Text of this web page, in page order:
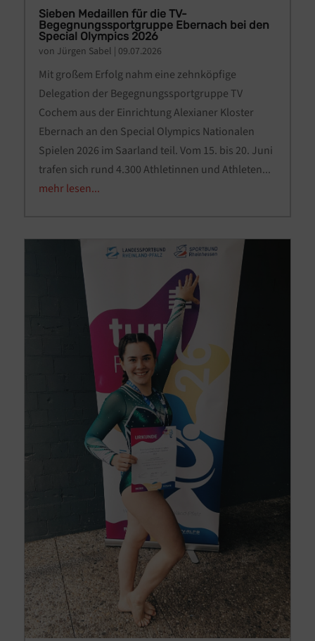
Sieben Medaillen für die TV-
Begegnungssportgruppe Ebernach bei den
Special Olympics 2026
von Jürgen Sabel | 09.07.2026
Mit großem Erfolg nahm eine zehnköpfige
Delegation der Begegnungssportgruppe TV
Cochem aus der Einrichtung Alexianer Kloster
Ebernach an den Special Olympics Nationalen
Spielen 2026 im Saarland teil. Vom 15. bis 20. Juni
trafen sich rund 4.300 Athletinnen und Athleten...
mehr lesen...